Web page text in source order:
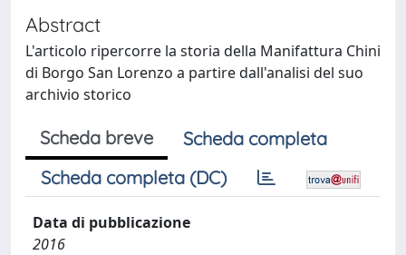
Abstract
L'articolo ripercorre la storia della Manifattura Chini
di Borgo San Lorenzo a partire dall'analisi del suo
archivio storico
Scheda breve
Scheda completa
Scheda completa (DC)
Data di pubblicazione
2016